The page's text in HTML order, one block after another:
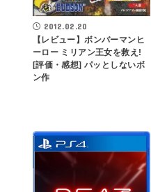
2012.02.20
【レビュー】ボンバーマンヒ
ーロー ミリアン王女を救え!
[評価・感想] パッとしないボ
ン作